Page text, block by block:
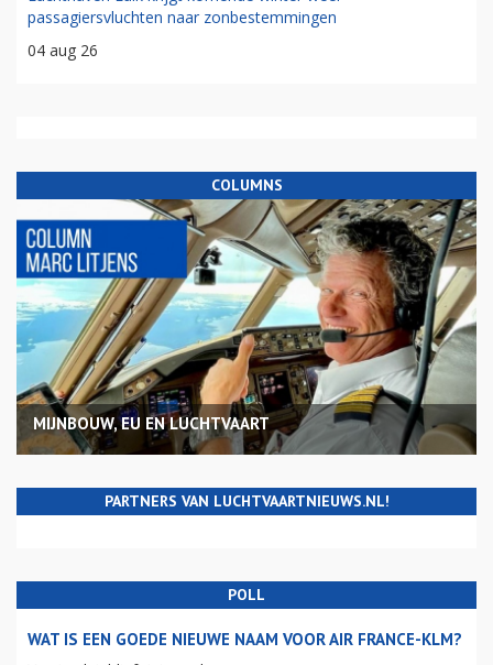
passagiersvluchten naar zonbestemmingen
04 aug 26
COLUMNS
MIJNBOUW, EU EN LUCHTVAART
PARTNERS VAN LUCHTVAARTNIEUWS.NL!
POLL
WAT IS EEN GOEDE NIEUWE NAAM VOOR AIR FRANCE-KLM?